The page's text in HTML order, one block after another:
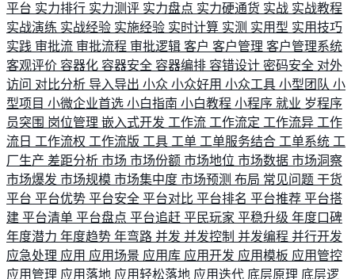
平台 实力排行 实力测评 实力盘点 实力硬通货 实战 实战教程
实战演练 实战经验 实施经验 实时计算 实测 实用型 实用技巧
实践 审批流 审批流程 审批逻辑 客户 客户管理 客户管理系统
客观评价 容器化 容器安全 容器编排 容错设计 密码安全 对外
访问 对比分析 导入导出 小众 小众好用 小众工具 小型团队 小
型项目 小微企业首选 小白指南 小白教程 小程序 就业 岁程序
员突围 岗位管理 嵌入式开发 工作流 工作流定 工作流异 工作
流日 工作流权 工作流版 工具 工单 工单服务结合 工单系统 工
厂生产 差距分析 市场 市场份额 市场地位 市场数据 市场洞察
市场爆发 市场规模 市场集中度 市场预测 布局 常见问题 干货
平台 平台优势 平台安全 平台对比 平台排名 平台推荐 平台搭
建 平台清单 平台盘点 平台追赶 平民玩家 平稳升级 年度口碑
年度潜力 年度趋势 年弯路 并发 并发控制 并发编程 并行开发
应急处理 应用 应用场景 应用库 应用开发 应用模板 应用管控
应用管理 应用落地 应用轻松落地 应用迭代 底层原理 底层逻